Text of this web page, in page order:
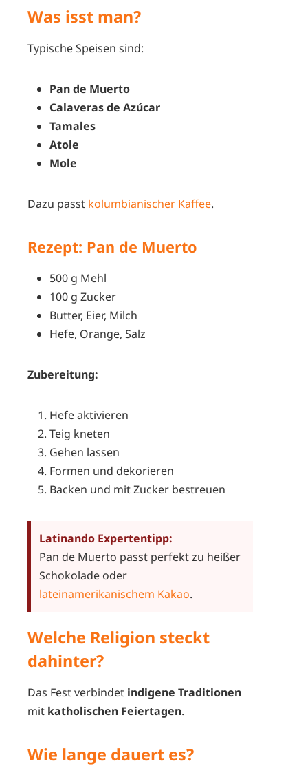
Was isst man?
Typische Speisen sind:
Pan de Muerto
Calaveras de Azúcar
Tamales
Atole
Mole
Dazu passt kolumbianischer Kaffee.
Rezept: Pan de Muerto
500 g Mehl
100 g Zucker
Butter, Eier, Milch
Hefe, Orange, Salz
Zubereitung:
Hefe aktivieren
Teig kneten
Gehen lassen
Formen und dekorieren
Backen und mit Zucker bestreuen
Latinando Expertentipp:
Pan de Muerto passt perfekt zu heißer
Schokolade oder
lateinamerikanischem Kakao.
Welche Religion steckt
dahinter?
Das Fest verbindet indigene Traditionen
mit katholischen Feiertagen.
Wie lange dauert es?